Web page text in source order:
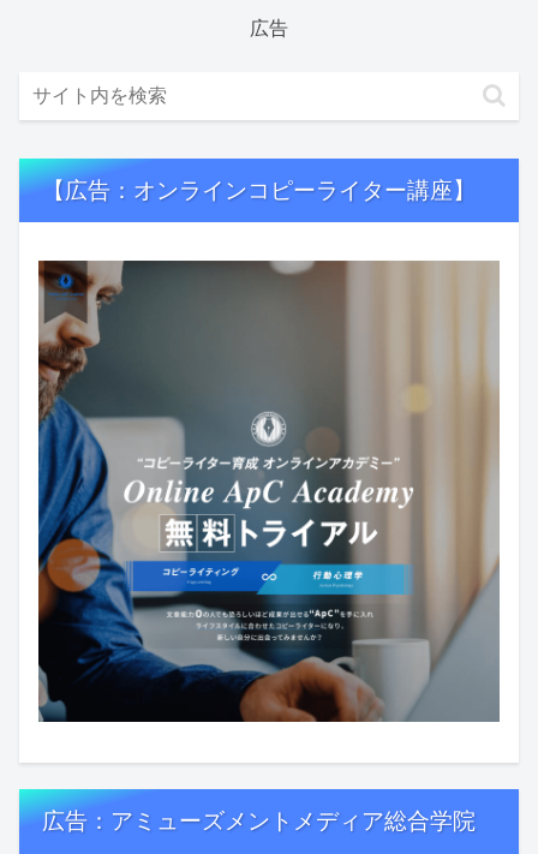
広告
【広告：オンラインコピーライター講座】
広告：アミューズメントメディア総合学院